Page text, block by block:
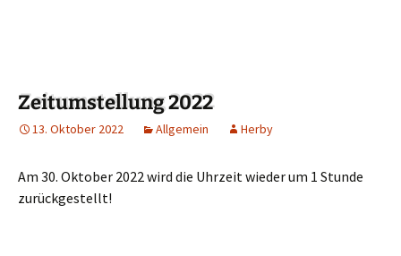
Zeitumstellung 2022
13. Oktober 2022 Allgemein Herby
Am 30. Oktober 2022 wird die Uhrzeit wieder um 1 Stunde
zurückgestellt!